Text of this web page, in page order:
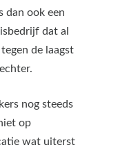
dan ook een
dat al
de laagst
nog steeds
op
wat uiterst